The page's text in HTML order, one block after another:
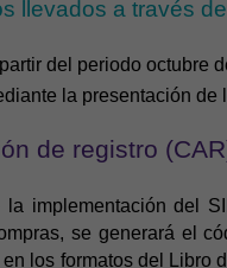
llevados a través
del periodo octubre
la presentación de
de registro
la implementación del
se generará el
los formatos del Libro